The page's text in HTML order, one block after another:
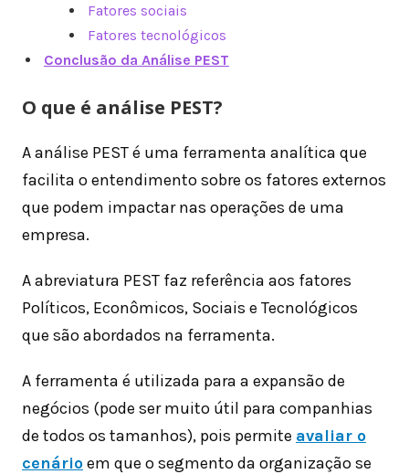
Fatores sociais
Fatores tecnológicos
Conclusão da Análise PEST
O que é análise PEST?
A análise PEST é uma ferramenta analítica que
facilita o entendimento sobre os fatores externos
que podem impactar nas operações de uma
empresa.
A abreviatura PEST faz referência aos fatores
Políticos, Econômicos, Sociais e Tecnológicos
que são abordados na ferramenta.
A ferramenta é utilizada para a expansão de
negócios (pode ser muito útil para companhias
de todos os tamanhos), pois permite avaliar o
cenárioem que o segmento da organização se